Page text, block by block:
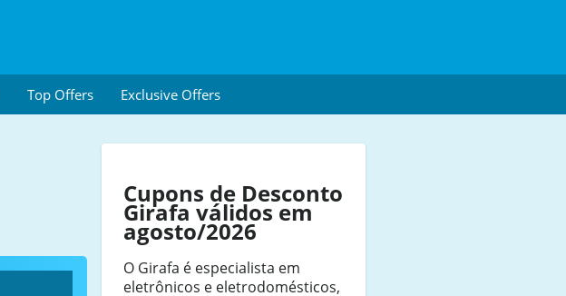
Top Offers Exclusive Offers
Cupons de Desconto
Girafa válidos em
agosto/2026
O Girafa é especialista em
eletrônicos e eletrodomésticos,